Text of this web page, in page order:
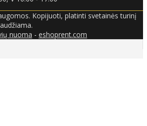
Kopijuoti, platinti svetainės turinį
nuoma - eshoprent.com